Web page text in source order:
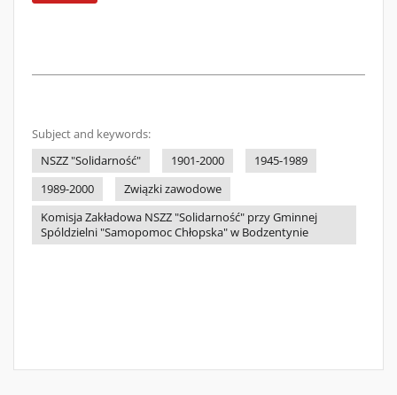
Subject and keywords:
NSZZ "Solidarność"
1901-2000
1945-1989
1989-2000
Związki zawodowe
Komisja Zakładowa NSZZ "Solidarność" przy Gminnej
Spóldzielni "Samopomoc Chłopska" w Bodzentynie